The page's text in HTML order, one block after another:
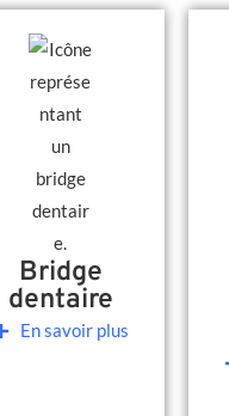
Bridge
dentaire
En savoir plus